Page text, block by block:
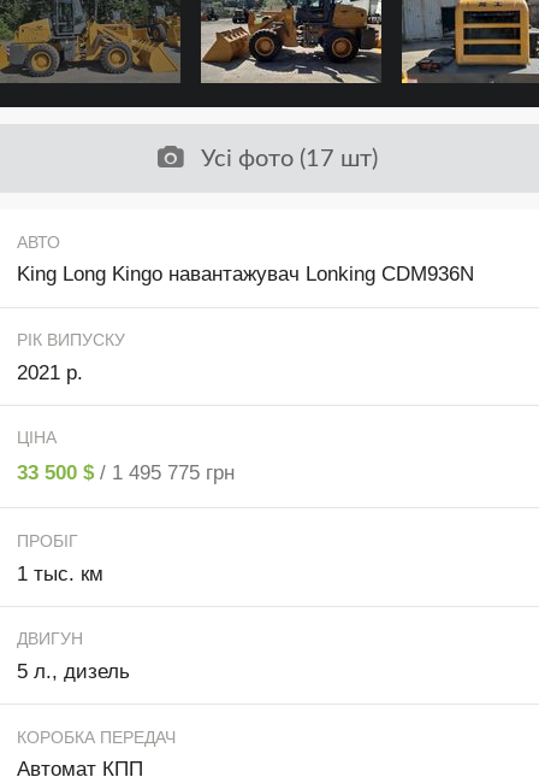
Усі фото (17 шт)
АВТО
King Long Kingo навантажувач Lonking CDM936N
РІК ВИПУСКУ
2021 р.
ЦІНА
33 500 $ / 1 495 775 грн
ПРОБІГ
1 тыс. км
ДВИГУН
5 л., дизель
КОРОБКА ПЕРЕДАЧ
Автомат КПП